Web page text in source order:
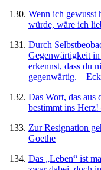
Wenn ich gewusst
würde, wäre ich
Durch
Gegenwärtigkeit
erkennst, dass du
gegenwärtig. –
Das Wort, das aus
bestimmt ins Herz!
Zur Resignation
Goethe
Das „Leben“ ist